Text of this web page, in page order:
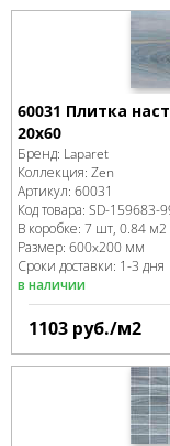
60031 Плитка
20х60
Бренд: Laparet
Коллекция: Zen
Артикул: 60031
Код товара: SD-159683-
В коробке: 7 шт, 0.84 м2
Размер: 600x200 мм
Сроки доставки: 1-3 дня
в наличии
1103 руб./м2